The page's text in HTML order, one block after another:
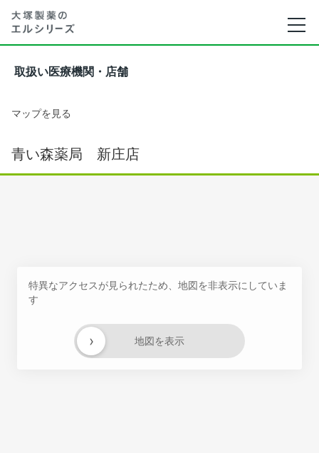
取扱い医療機関・店舗
マップを見る
青い森薬局 新庄店
特異なアクセスが見られたため、地図を非表示にしていま
す
地図を表示
›